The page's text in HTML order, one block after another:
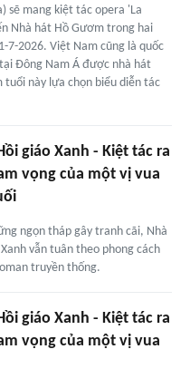
sẽ mang kiệt tác opera 'La
Nhà hát Hồ Gươm trong hai
7-2026. Việt Nam cũng là quốc
Đông Nam Á được nhà hát
tuổi này lựa chọn biểu diễn tác
giáo Xanh - Kiệt tác ra
vọng của một vị vua
ngọn tháp gây tranh cãi, Nhà
vẫn tuân theo phong cách
truyền thống.
giáo Xanh - Kiệt tác ra
vọng của một vị vua